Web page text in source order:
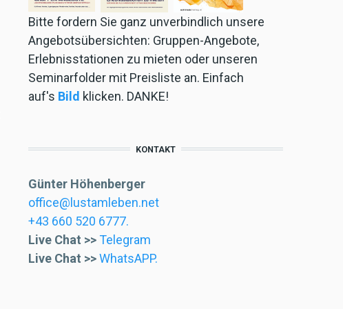
Bitte fordern Sie ganz unverbindlich unsere
Angebotsübersichten: Gruppen-Angebote,
Erlebnisstationen zu mieten oder unseren
Seminarfolder mit Preisliste an. Einfach
auf's Bild klicken. DANKE!
KONTAKT
Günter Höhenberger
office@lustamleben.net
+43 660 520 6777.
Live Chat >>Telegram
Live Chat >>WhatsAPP.